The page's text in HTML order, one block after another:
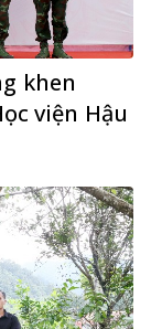
khen
viện Hậu